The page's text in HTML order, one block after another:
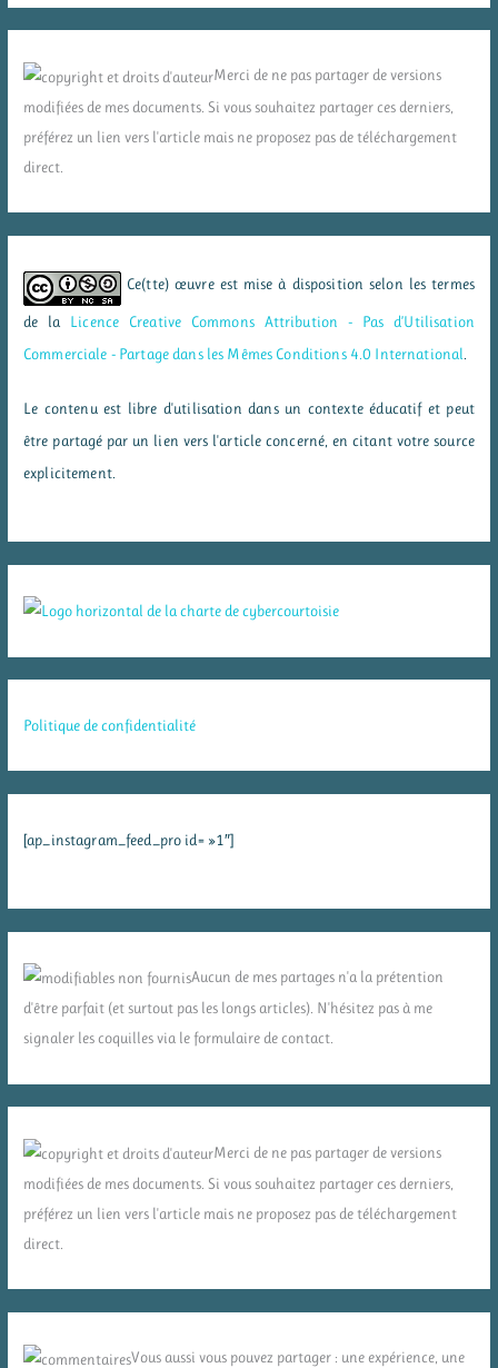
Merci de ne pas partager de versions
modifiées de mes documents. Si vous souhaitez partager ces derniers,
préférez un lien vers l'article mais ne proposez pas de téléchargement
direct.
Ce(tte) œuvre est mise à disposition selon les termes
de la Licence Creative Commons Attribution - Pas d’Utilisation
Commerciale - Partage dans les Mêmes Conditions 4.0 International
Le contenu est libre d'utilisation dans un contexte éducatif et peut
être partagé par un lien vers l'article concerné, en citant votre source
explicitement.
Politique de confidentialité
[ap_instagram_feed_pro id= »1″]
Aucun de mes partages n'a la prétention
d'être parfait (et surtout pas les longs articles). N'hésitez pas à me
signaler les coquilles via le formulaire de contact.
Merci de ne pas partager de versions
modifiées de mes documents. Si vous souhaitez partager ces derniers,
préférez un lien vers l'article mais ne proposez pas de téléchargement
direct.
Vous aussi vous pouvez partager : une expérience, une